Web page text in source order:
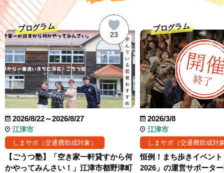
23
プログラム
2026/8/22～2026/8/27
江津市
しまサポ（交通費助成対象）
【ごうつ塾】「空き家一軒貸すから何
かやってみんさい！」江津市都野津町
プログラム
2026/3/8
江津市
しまサポ（交通費助成対
恒例！まち歩きイベン
2026」の運営サポータ